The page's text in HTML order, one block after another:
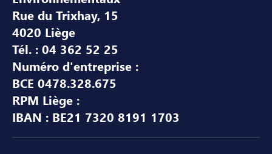
Rue du Trixhay, 15
4020 Liège
Tél. : 04 362 52 25
Numéro d'entreprise :
BCE 0478.328.675
RPM Liège :
IBAN : BE21 7320 8191 1703